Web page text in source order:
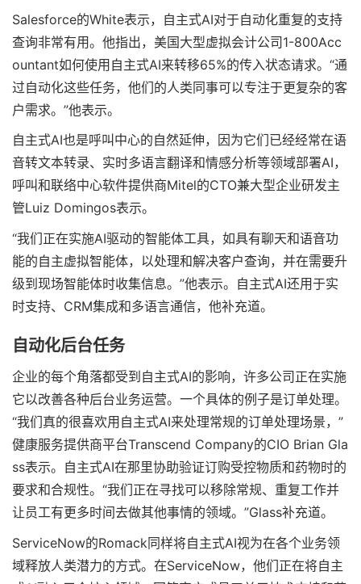
Salesforce的White表示，自主式AI对于自动化重复的支持
查询非常有用。他指出，美国大型虚拟会计公司1-800Acc
ountant如何使用自主式AI来转移65%的传入状态请求。“通
过自动化这些任务，他们的人类同事可以专注于更复杂的客
户需求。”他表示。
自主式AI也是呼叫中心的自然延伸，因为它们已经经常在语
音转文本转录、实时多语言翻译和情感分析等领域部署AI，
呼叫和联络中心软件提供商Mitel的CTO兼大型企业研发主
管Luiz Domingos表示。
“我们正在实施AI驱动的智能体工具，如具有聊天和语音功
能的自主虚拟智能体，以处理和解决客户查询，并在需要升
级到现场智能体时收集信息。”他表示。自主式AI还用于实
时支持、CRM集成和多语言通信，他补充道。
自动化后台任务
企业的每个角落都受到自主式AI的影响，许多公司正在实施
它以改善各种后台业务运营。一个具体的例子是订单处理。
“我们真的很喜欢用自主式AI来处理常规的订单处理场景，”
健康服务提供商平台Transcend Company的CIO Brian Gla
ss表示。自主式AI在那里协助验证订购受控物质和药物时的
要求和合规性。“我们正在寻找可以移除常规、重复工作并
让员工有更多时间去做其他事情的领域。”Glass补充道。
ServiceNow的Romack同样将自主式AI视为在各个业务领
域释放人类潜力的方式。在ServiceNow，他们正在将自主